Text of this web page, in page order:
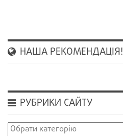
НАША РЕКОМЕНДАЦІЯ!
РУБРИКИ САЙТУ
Рубрики